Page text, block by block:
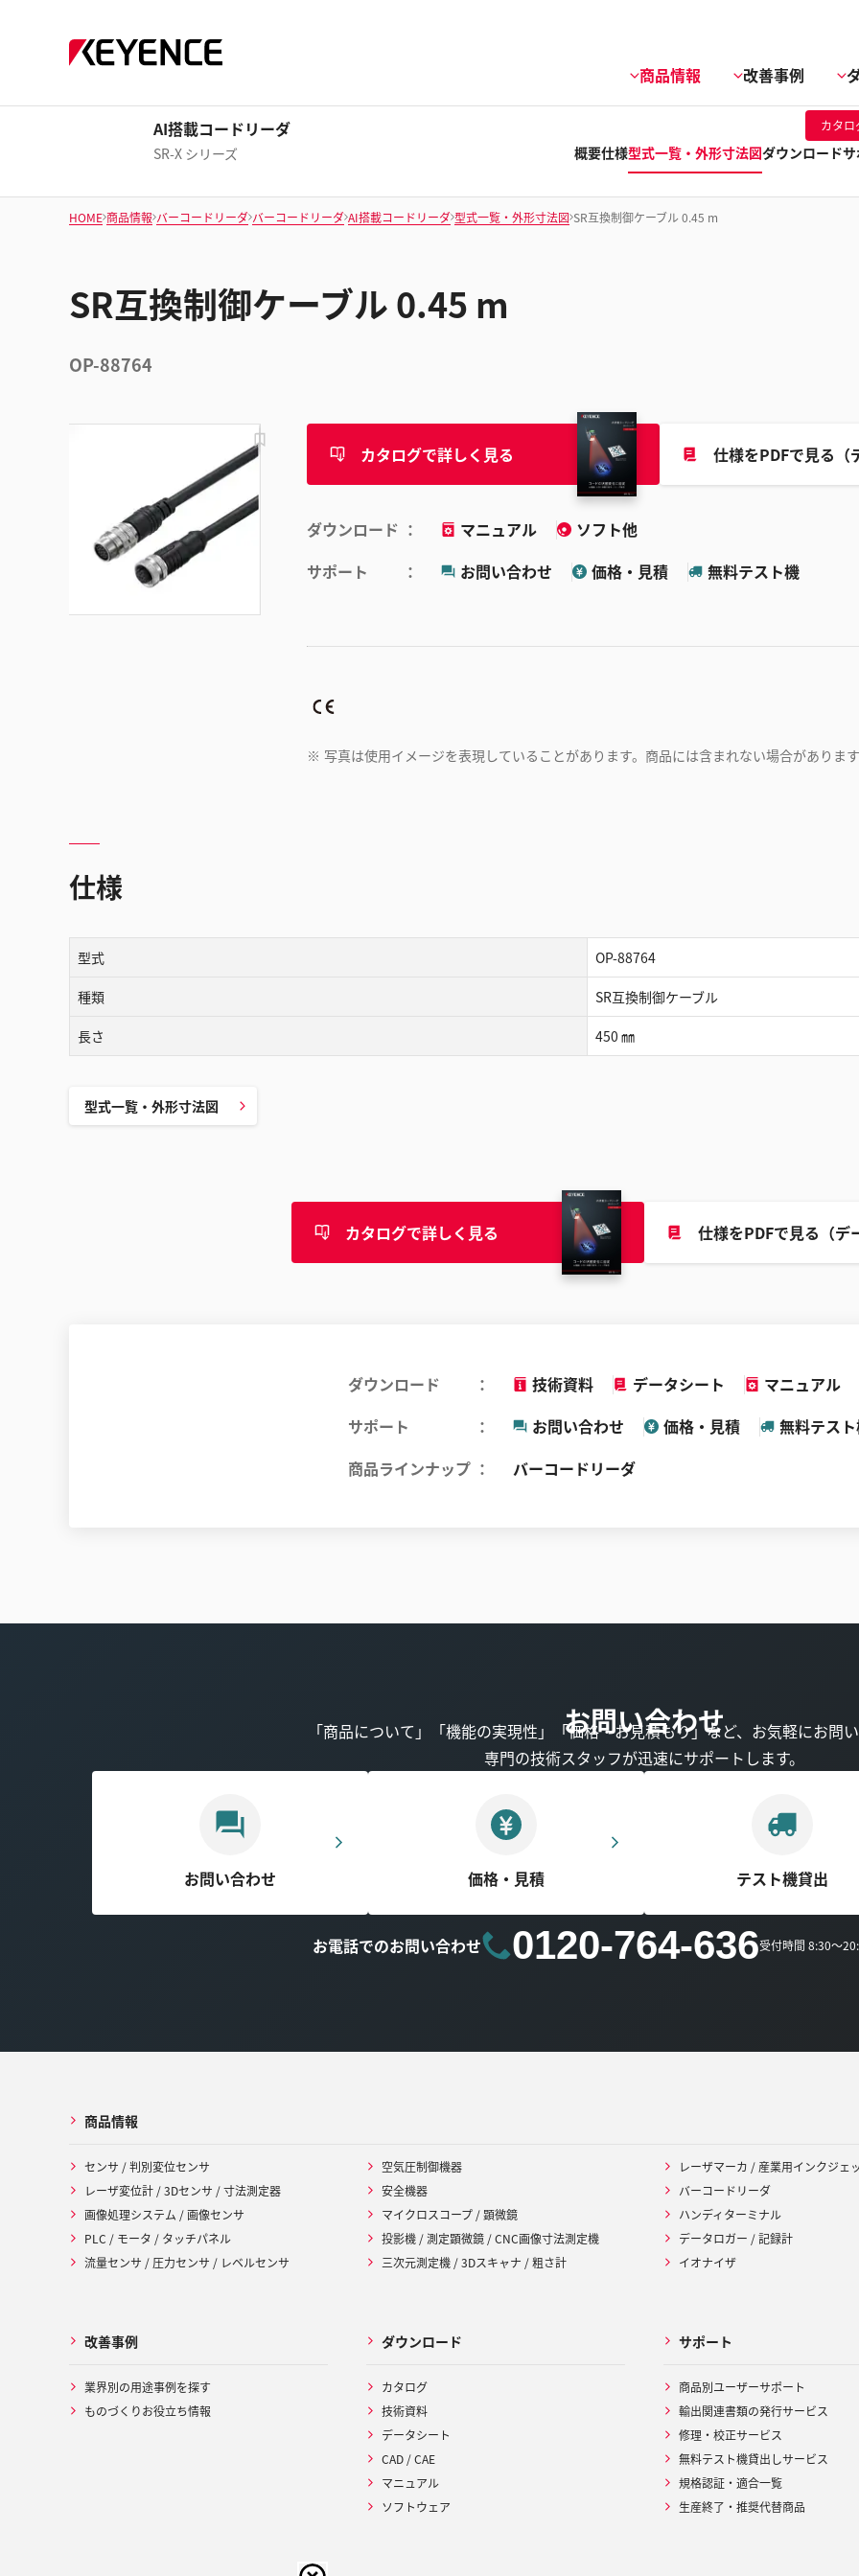
商品情報 改善事例
AI搭載コードリーダ
SR-X シリーズ
カタロ
概要仕様型式一覧・外形寸法図ダウンロードサ
HOME 商品情報 バーコードリーダ バーコードリーダ AI搭載コードリーダ 型式一覧・外形寸法図 SR互換制御ケーブル 0.45 m
SR互換制御ケーブル 0.45 m
OP-88764
カタログで詳しく見る 仕様をPDFで見る（
ダウンロード マニュアル
ソフト他
サポート
お問い合わせ 価格・見積 無料テスト機
※ 写真は使用イメージを表現していることがあります。商品には含まれない場合がありま
仕様
型式 OP-88764
種類 SR互換制御ケーブル
長さ 450 ㎜
型式一覧・外形寸法図
カタログで詳しく見る 仕様をPDFで見る（デ
ダウンロード 技術資料 データシート マニュアル
サポート
お問い合わせ 価格・見積
無料テス
商品ラインナップ
バーコードリーダ
お問い合わせ
「商品について」「機能の実現性」「価格・お見積もり」など、お気軽にお問
専門の技術スタッフが迅速にサポートします。
お問い合わせ 価格・見積 テスト機貸出
お電話でのお問い合わせ 0120-764-636受付時間 8:30～
商品情報
センサ / 判別変位センサ
レーザ変位計 / 3Dセンサ / 寸法測定器
画像処理システム / 画像センサ
PLC / モータ / タッチパネル
流量センサ / 圧力センサ / レベルセンサ
空気圧制御機器
安全機器
マイクロスコープ / 顕微鏡
投影機 / 測定顕微鏡 / CNC画像寸法測定機
三次元測定機 / 3Dスキャナ / 粗さ計
レーザマーカ / 産業用インクジェ
バーコードリーダ
ハンディターミナル
データロガー / 記録計
イオナイザ
改善事例
業界別の用途事例を探す
ものづくりお役立ち情報
ダウンロード
カタログ
技術資料
データシート
CAD / CAE
マニュアル
ソフトウェア
サポート
商品別ユーザーサポート
輸出関連書類の発行サービス
修理・校正サービス
無料テスト機貸出しサービス
規格認証・適合一覧
生産終了・推奨代替商品